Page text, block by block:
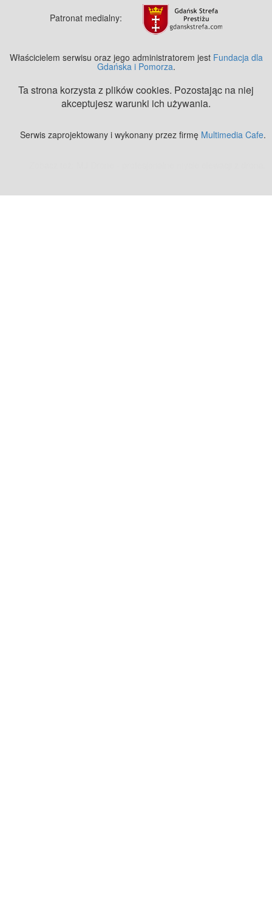
Patronat medialny:
Właścicielem serwisu oraz jego administratorem jest Fundacja dla
Gdańska i Pomorza.
Ta strona korzysta z plików cookies. Pozostając na niej
akceptujesz warunki ich używania.
Serwis zaprojektowany i wykonany przez firmę Multimedia Cafe.